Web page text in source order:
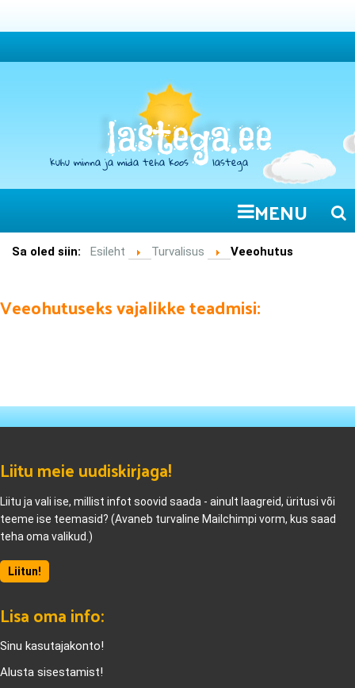
MENU
Sa oled siin: Esileht Turvalisus Veeohutus
Veeohutuseks vajalikke teadmisi:
Liitu meie uudiskirjaga!
Liitu ja vali ise, millist infot soovid saada - ainult laagreid, üritusi või
teeme ise teemasid? (Avaneb turvaline Mailchimpi vorm, kus saad
teha oma valikud.)
Liitun!
Lisa oma info:
Sinu kasutajakonto!
Alusta sisestamist!